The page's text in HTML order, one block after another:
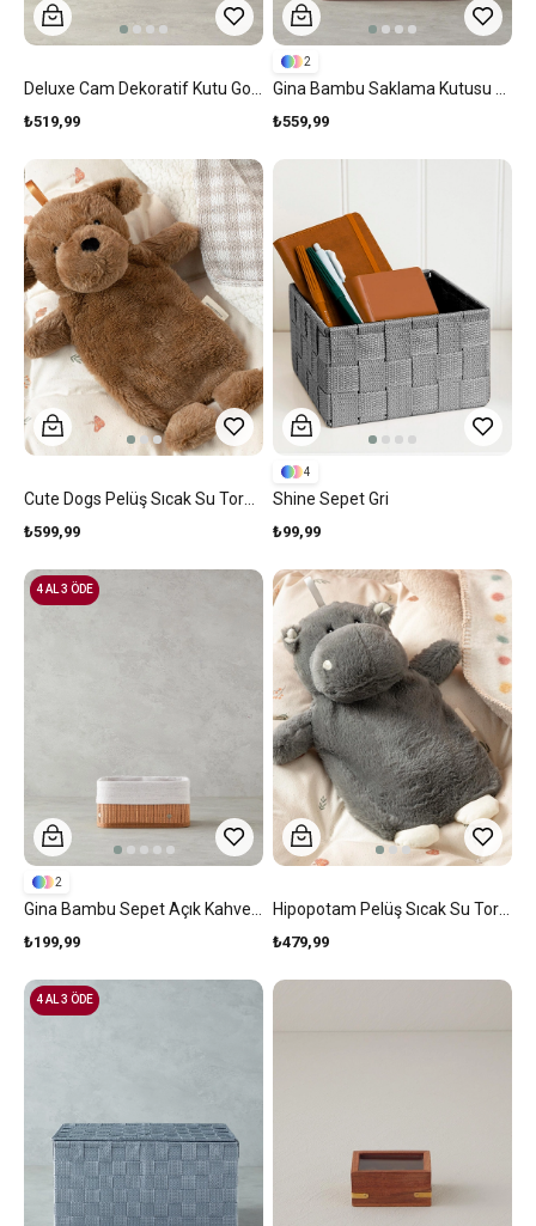
₺519,99 ₺559,99
2
₺599,99
Shine Sepet Gri
₺99,99
4
₺199,99
2
4 AL 3 ÖDE
₺479,99
4 AL 3 ÖDE